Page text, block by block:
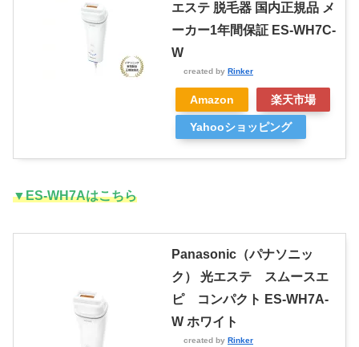
エステ 脱毛器 国内正規品 メ
ーカー1年間保証 ES-WH7C-
W
created by Rinker
Amazon 楽天市場
Yahooショッピング
▼ES-WH7Aはこちら
Panasonic（パナソニッ
ク） 光エステ スムースエ
ピ コンパクト ES-WH7A-
W ホワイト
created by Rinker